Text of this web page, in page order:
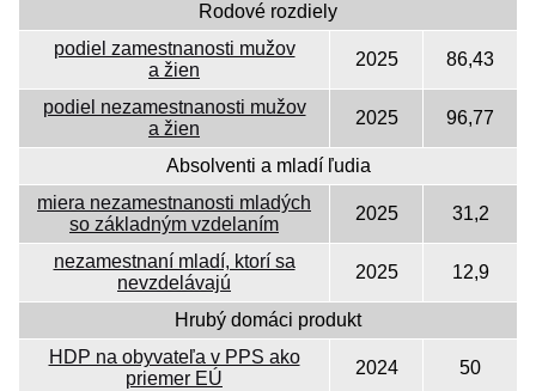
Rodové rozdiely
podiel zamestnanosti mužov
a žien
2025 86,43
podiel nezamestnanosti mužov
a žien
2025 96,77
Absolventi a mladí ľudia
miera nezamestnanosti mladých
so základným vzdelaním
2025 31,2
nezamestnaní mladí, ktorí sa
nevzdelávajú
2025 12,9
Hrubý domáci produkt
HDP na obyvateľa v PPS ako
priemer EÚ
2024 50